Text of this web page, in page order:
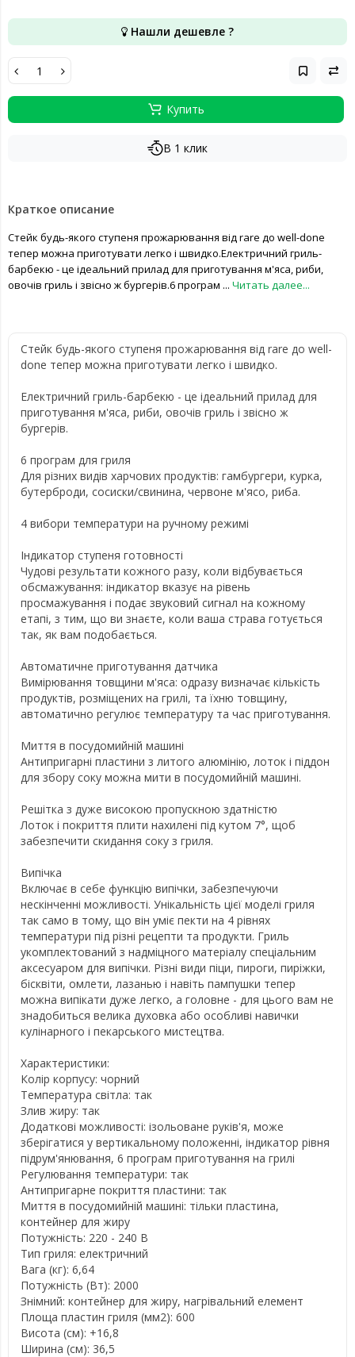
Нашли дешевле ?
Купить
В 1 клик
Краткое описание
Стейк будь-якого ступеня прожарювання від rare до well-done
тепер можна приготувати легко і швидко.Електричний гриль-
барбекю - це ідеальний прилад для приготування м'яса, риби,
овочів гриль і звісно ж бургерів.6 програм ... Читать далее...
Стейк будь-якого ступеня прожарювання від rare до well-
done тепер можна приготувати легко і швидко.
Електричний гриль-барбекю - це ідеальний прилад для
приготування м'яса, риби, овочів гриль і звісно ж
бургерів.
6 програм для гриля
Для різних видів харчових продуктів: гамбургери, курка,
бутерброди, сосиски/свинина, червоне м'ясо, риба.
4 вибори температури на ручному режимі
Індикатор ступеня готовності
Чудові результати кожного разу, коли відбувається
обсмажування: індикатор вказує на рівень
просмажування і подає звуковий сигнал на кожному
етапі, з тим, що ви знаєте, коли ваша страва готується
так, як вам подобається.
Автоматичне приготування датчика
Вимірювання товщини м'яса: одразу визначає кількість
продуктів, розміщених на грилі, та їхню товщину,
автоматично регулює температуру та час приготування.
Миття в посудомийній машині
Антипригарні пластини з литого алюмінію, лоток і піддон
для збору соку можна мити в посудомийній машині.
Решітка з дуже високою пропускною здатністю
Лоток і покриття плити нахилені під кутом 7°, щоб
забезпечити скидання соку з гриля.
Випічка
Включає в себе функцію випічки, забезпечуючи
нескінченні можливості. Унікальність цієї моделі гриля
так само в тому, що він уміє пекти на 4 рівнях
температури під різні рецепти та продукти. Гриль
укомплектований з надміцного матеріалу спеціальним
аксесуаром для випічки. Різні види піци, пироги, пиріжки,
бісквіти, омлети, лазанью і навіть пампушки тепер
можна випікати дуже легко, а головне - для цього вам не
знадобиться велика духовка або особливі навички
кулінарного і пекарського мистецтва.
Характеристики:
Колір корпусу: чорний
Температура світла: так
Злив жиру: так
Додаткові можливості: ізольоване руків'я, може
зберігатися у вертикальному положенні, індикатор рівня
підрум'янювання, 6 програм приготування на грилі
Регулювання температури: так
Антипригарне покриття пластини: так
Миття в посудомийній машині: тільки пластина,
контейнер для жиру
Потужність: 220 - 240 В
Тип гриля: електричний
Вага (кг): 6,64
Потужність (Вт): 2000
Знімний: контейнер для жиру, нагрівальний елемент
Площа пластин гриля (мм2): 600
Висота (см): +16,8
Ширина (см): 36,5